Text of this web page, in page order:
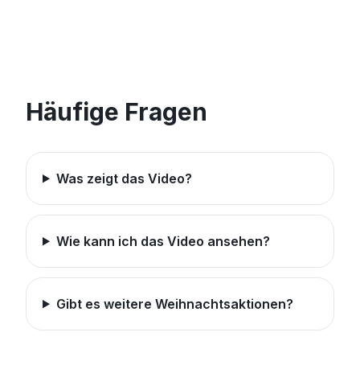
Häufige Fragen
Was zeigt das Video?
Wie kann ich das Video ansehen?
Gibt es weitere Weihnachtsaktionen?